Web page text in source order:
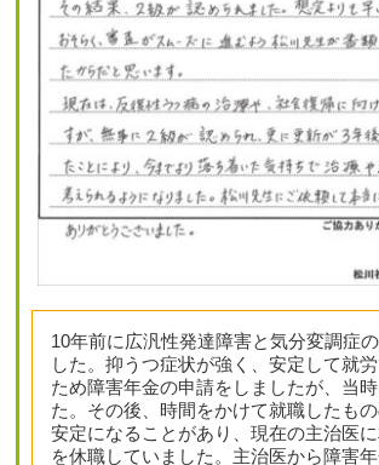
10年前に広汎性発達障害と気分変調症
した。抑うつ症状が強く、安定して就
ため障害年金の申請をしましたが、当
た。その後、時間をかけて就職したも
安定になることがあり、現在の主治医
を休職していました。主治医から障害年